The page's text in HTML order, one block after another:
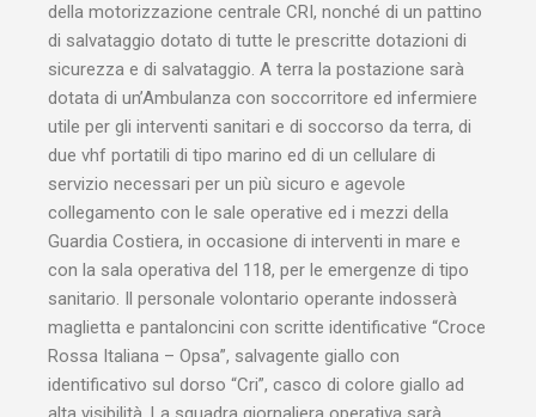
della motorizzazione centrale CRI, nonché di un pattino
di salvataggio dotato di tutte le prescritte dotazioni di
sicurezza e di salvataggio. A terra la postazione sarà
dotata di un’Ambulanza con soccorritore ed infermiere
utile per gli interventi sanitari e di soccorso da terra, di
due vhf portatili di tipo marino ed di un cellulare di
servizio necessari per un più sicuro e agevole
collegamento con le sale operative ed i mezzi della
Guardia Costiera, in occasione di interventi in mare e
con la sala operativa del 118, per le emergenze di tipo
sanitario. Il personale volontario operante indosserà
maglietta e pantaloncini con scritte identificative “Croce
Rossa Italiana – Opsa”, salvagente giallo con
identificativo sul dorso “Cri”, casco di colore giallo ad